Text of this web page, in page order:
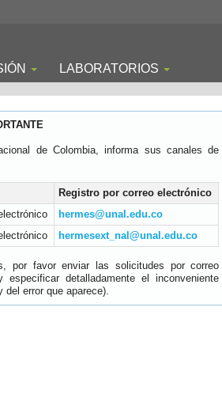
LABORATORIOS
de Colombia, informa sus canales de
Registro por correo electrónico
hermes@unal.edu.co
hermesext_nal@unal.edu.co
por favor enviar las solicitudes por correo
detalladamente el inconveniente
del error que aparece).